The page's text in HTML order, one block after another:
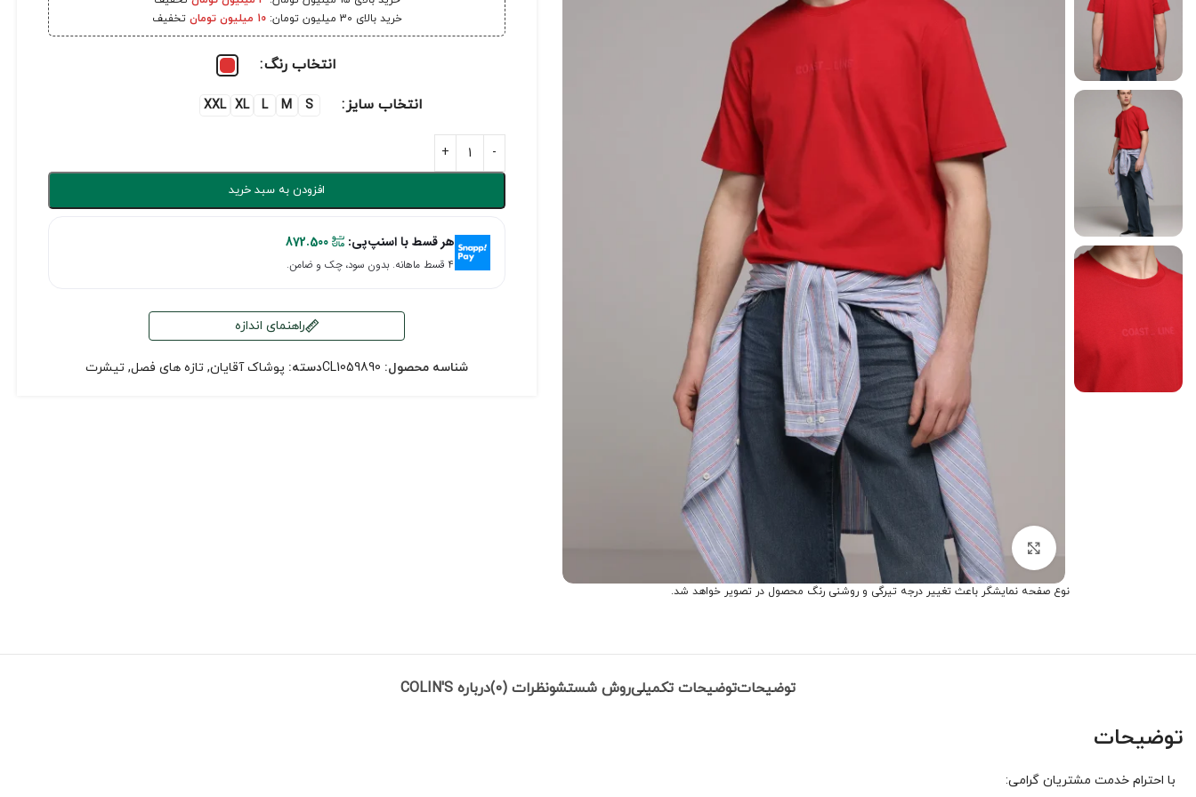
برای بزرگنمایی کلیک کنید
نوع صفحه نمایشگر باعث تغییر درجه تیرگی و روشنی رنگ محصول در تصویر خواهد شد.
خرید بالای 30 میلیون تومان:
10 میلیون تومان تخفیف
انتخاب رنگ
انتخاب سایز S
M
L
XL
XXL
افزودن به سبد خرید
هر قسط با اسنپ‌پی: 872.500
۴ قسط ماهانه. بدون سود، چک و ضامن.
راهنمای اندازه
شناسه محصول: CL1059890دسته: پوشاک آقایان, تازه های فصل, تیشرت
توضیحاتتوضیحات تکمیلیروش شستشونظرات (0) درباره COLIN'S
توضیحات
با احترام خدمت مشتریان گرامی: